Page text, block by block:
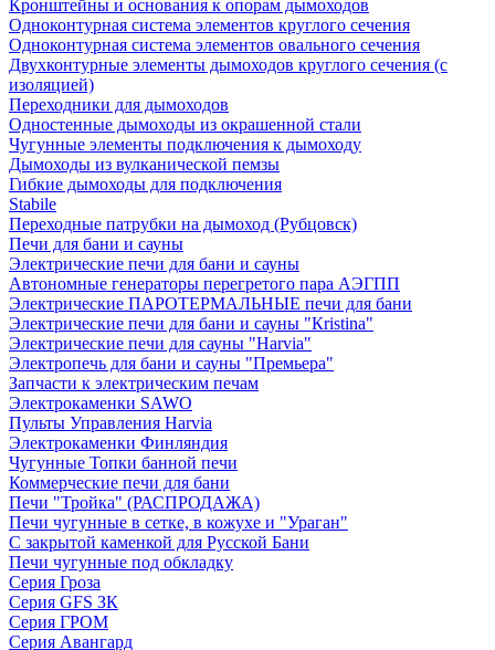
Кронштейны и основания к опорам дымоходов
Одноконтурная система элементов круглого сечения
Одноконтурная система элементов овального сечения
Двухконтурные элементы дымоходов круглого сечения (с
изоляцией)
Переходники для дымоходов
Одностенные дымоходы из окрашенной стали
Чугунные элементы подключения к дымоходу
Дымоходы из вулканической пемзы
Гибкие дымоходы для подключения
Stabile
Переходные патрубки на дымоход (Рубцовск)
Печи для бани и сауны
Электрические печи для бани и сауны
Автономные генераторы перегретого пара АЭГПП
Электрические ПАРОТЕРМАЛЬНЫЕ печи для бани
Электрические печи для бани и сауны "Кristina"
Электрические печи для сауны "Harvia"
Электропечь для бани и сауны "Премьера"
Запчасти к электрическим печам
Электрокаменки SAWO
Пульты Управления Harvia
Электрокаменки Финляндия
Чугунные Топки банной печи
Коммерческие печи для бани
Печи "Тройка" (РАСПРОДАЖА)
Печи чугунные в сетке, в кожухе и "Ураган"
С закрытой каменкой для Русской Бани
Печи чугунные под обкладку
Серия Гроза
Серия GFS ЗК
Серия ГРОМ
Серия Авангард